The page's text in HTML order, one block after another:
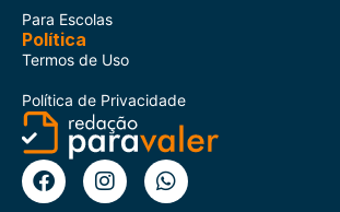
Para Escolas
Política
Termos de Uso
Política de Privacidade